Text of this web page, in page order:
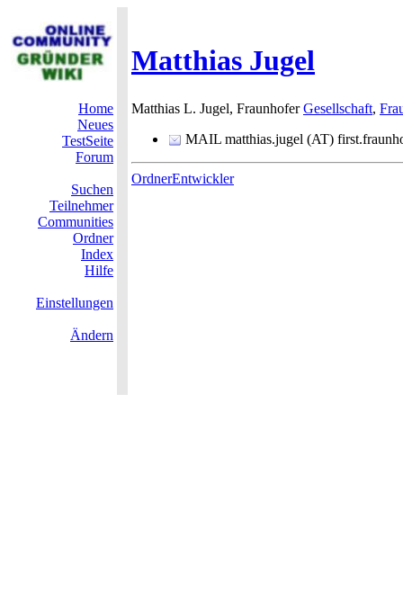
Matthias Jugel
Home
Neues
TestSeite
Forum
Suchen
Teilnehmer
Communities
Ordner
Index
Hilfe
Einstellungen
Ändern
Matthias L. Jugel, FraunhoferGesellschaft,
MAIL matthias.jugel (AT)
OrdnerEntwickler